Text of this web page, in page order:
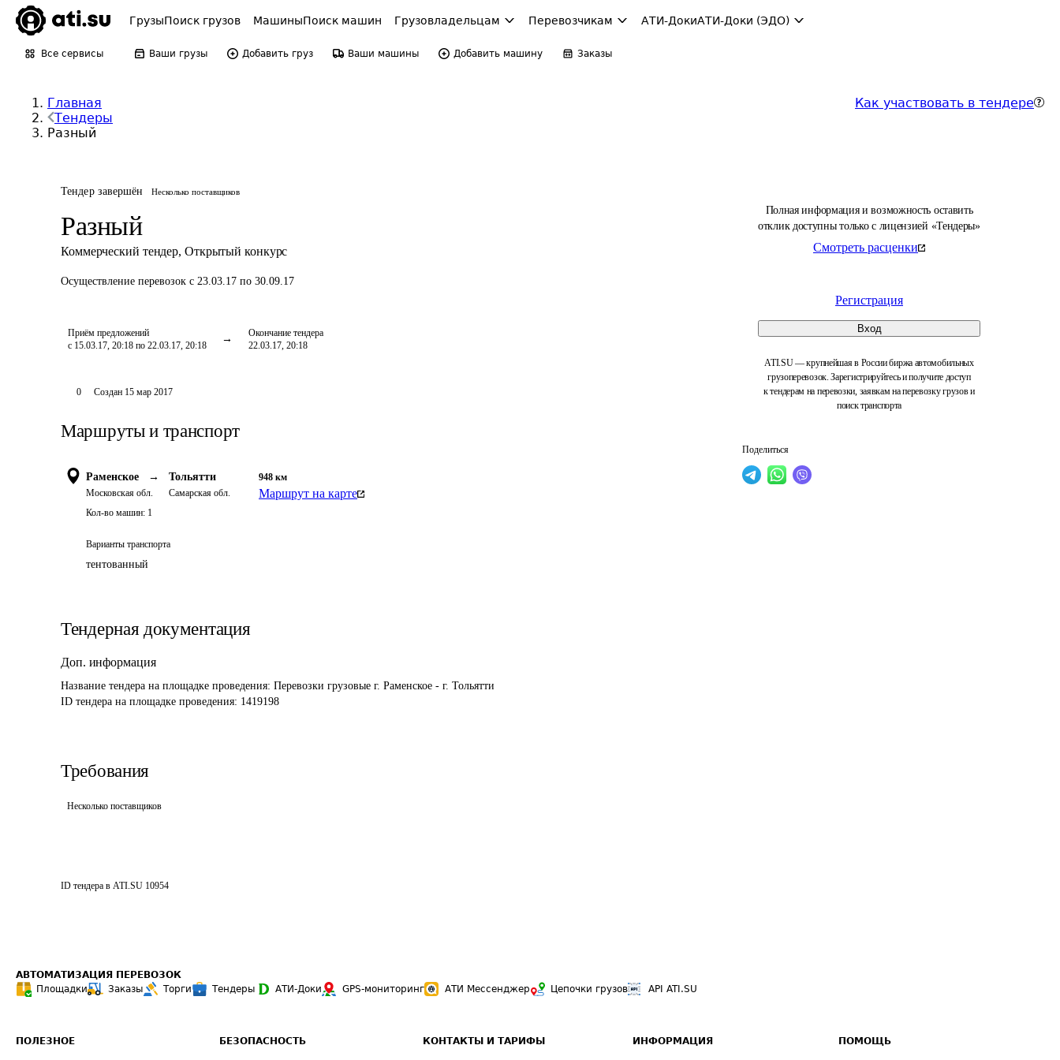
ГрузыПоиск грузов МашиныПоиск машин Грузовладельцам Перевозчикам АТИ-ДокиАТИ-Доки (ЭДО)
Все сервисы Ваши грузы Добавить груз Ваши машины Добавить машину Заказы
Главная
Тендеры
Разный
Как участвовать в тендере
Тендер завершён Несколько поставщиков
Разный
Коммерческий тендер, Открытый конкурс
Осуществление перевозок с 23.03.17 по 30.09.17
Приём предложений
с 15.03.17, 20:18 по 22.03.17, 20:18
Окончание тендера
22.03.17, 20:18
Полная информация и возможность оставить
отклик доступны только с лицензией «Тендеры»
Смотреть расценки
Регистрация
Вход
ATI.SU — крупнейшая в России биржа автомобильных
грузоперевозок. Зарегистрируйтесь и получите доступ
к тендерам на перевозки, заявкам на перевозку грузов и
поиск транспорта
Поделиться
0 Создан 15 мар 2017
Маршруты и транспорт
Раменское →
Московская обл.
Тольятти
Самарская обл.
948 км
Маршрут на карте
Кол-во машин: 1
Варианты транспорта
тентованный
Тендерная документация
Доп. информация
Название тендера на площадке проведения: Перевозки грузовые г. Раменское - г. Тольятти
ID тендера на площадке проведения: 1419198
Требования
Несколько поставщиков
ID тендера в ATI.SU 10954
АВТОМАТИЗАЦИЯ ПЕРЕВОЗОК
Площадки
Заказы Торги Тендеры АТИ-Доки GPS-мониторинг АТИ Мессенджер Цепочки грузов API ATI.SU
ПОЛЕЗНОЕ БЕЗОПАСНОСТЬ КОНТАКТЫ И ТАРИФЫ ИНФОРМАЦИЯ ПОМОЩЬ